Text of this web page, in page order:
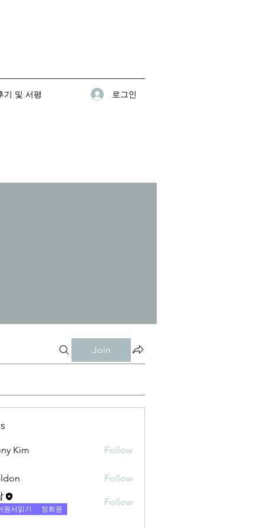
기 및 서평 로그인
Join
Kim Follow
Follow
원서읽기 정회원
Follow